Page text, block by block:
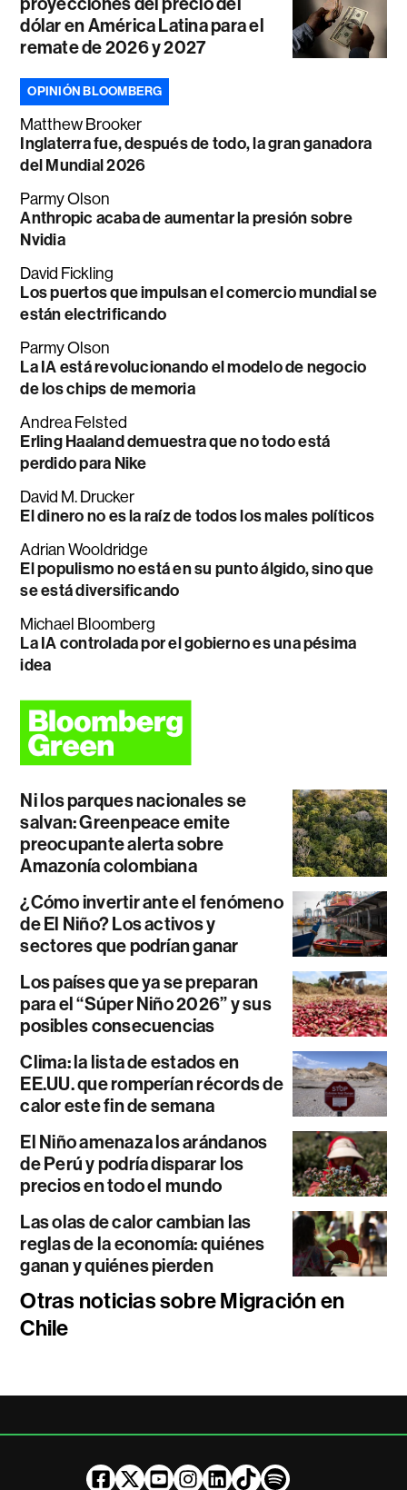
dólar en América Latina para el
remate de 2026 y 2027
OPINIÓN BLOOMBERG
Matthew Brooker
Inglaterra fue, después de todo, la gran ganadora
del Mundial 2026
Parmy Olson
Anthropic acaba de aumentar la presión sobre
Nvidia
David Fickling
Los puertos que impulsan el comercio mundial se
están electrificando
Parmy Olson
La IA está revolucionando el modelo de negocio
de los chips de memoria
Andrea Felsted
Erling Haaland demuestra que no todo está
perdido para Nike
David M. Drucker
El dinero no es la raíz de todos los males políticos
Adrian Wooldridge
El populismo no está en su punto álgido, sino que
se está diversificando
Michael Bloomberg
La IA controlada por el gobierno es una pésima
idea
Ni los parques nacionales se
salvan: Greenpeace emite
preocupante alerta sobre
Amazonía colombiana
¿Cómo invertir ante el fenómeno
de El Niño? Los activos y
sectores que podrían ganar
Los países que ya se preparan
para el “Súper Niño 2026” y sus
posibles consecuencias
Clima: la lista de estados en
EE.UU. que romperían récords de
calor este fin de semana
El Niño amenaza los arándanos
de Perú y podría disparar los
precios en todo el mundo
Las olas de calor cambian las
reglas de la economía: quiénes
ganan y quiénes pierden
Otras noticias sobre Migración en
Chile